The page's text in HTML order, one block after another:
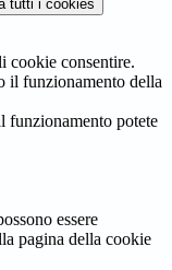
tutti i cookies
cookie consentire.
il funzionamento della
funzionamento potete
essere
pagina della cookie